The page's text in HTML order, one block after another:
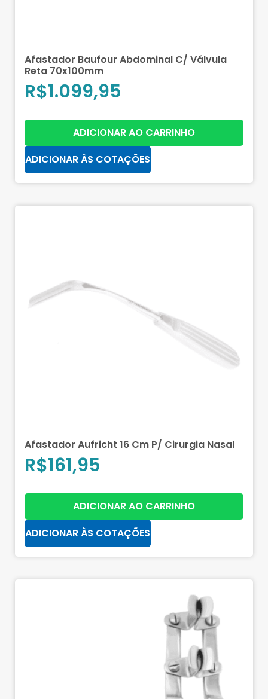
Afastador Baufour Abdominal C/ Válvula
Reta 70x100mm
R$1.099,95
ADICIONAR AO CARRINHO
ADICIONAR ÀS COTAÇÕES
Afastador Aufricht 16 Cm P/ Cirurgia Nasal
R$161,95
ADICIONAR AO CARRINHO
ADICIONAR ÀS COTAÇÕES